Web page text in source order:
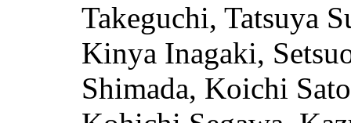
Takeguchi, Tatsuya
Kinya Inagaki,
Shimada, Koichi